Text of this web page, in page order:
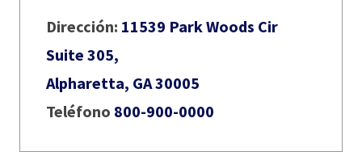
Dirección: 11539 Park Woods Cir
Suite 305,
Alpharetta, GA 30005
Teléfono 800-900-0000